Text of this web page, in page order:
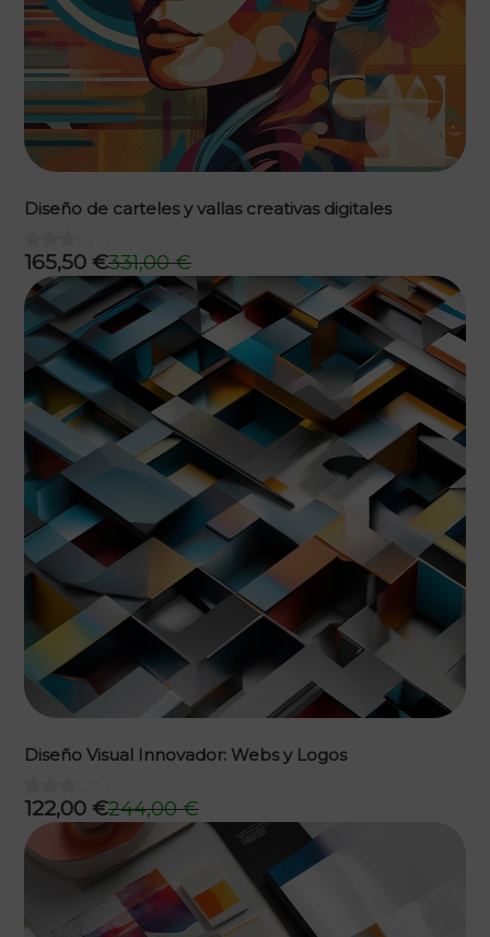
Diseño de carteles y vallas creativas digitales
331,00€
El
precio
original
era:
331,00 €.
165,50 €
El
precio
actual
es:
165,50 €.
Diseño Visual Innovador: Webs y Logos
244,00€
El
precio
244,00 €.
122,00 €
El
precio
122,00 €.